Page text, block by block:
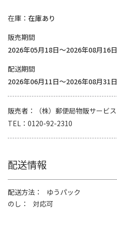
在庫
在庫あり
販売期間
2026年05月18日～2026年08月16日
配送期間
2026年06月11日～2026年08月31日
販売者
（株）郵便局物販サービス
TEL
0120-92-2310
配送情報
配送方法
ゆうパック
のし
対応可